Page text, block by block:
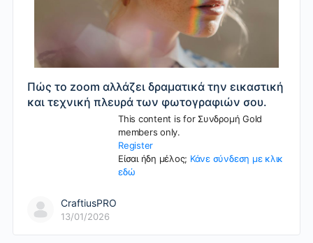
Πώς το zoom αλλάζει δραματικά την εικαστική
και τεχνική πλευρά των φωτογραφιών σου.
This content is for Συνδρομή Gold
members only.
Register
Είσαι ήδη μέλος; Κάνε σύνδεση με κλικ
εδώ
CraftiusPRO
13/01/2026